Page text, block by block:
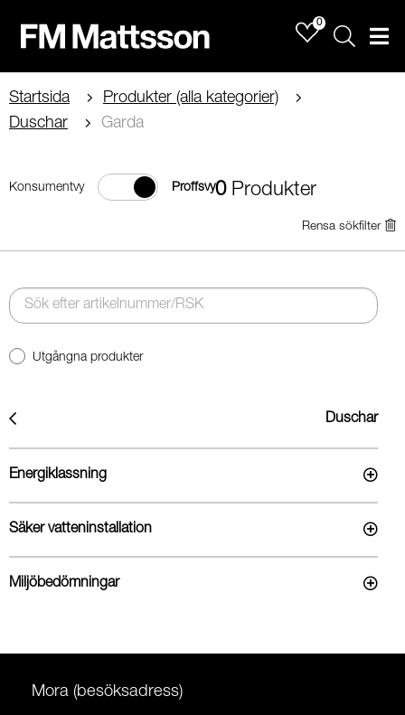
0
Sök
Startsida
Produkter (alla kategorier)
Duschar
Garda
Konsumentvy Proffsvy0 Produkter
Rensa sökfilter
Utgångna produkter
Duschar
Energiklassning
Säker vatteninstallation
Miljöbedömningar
Mora (besöksadress)